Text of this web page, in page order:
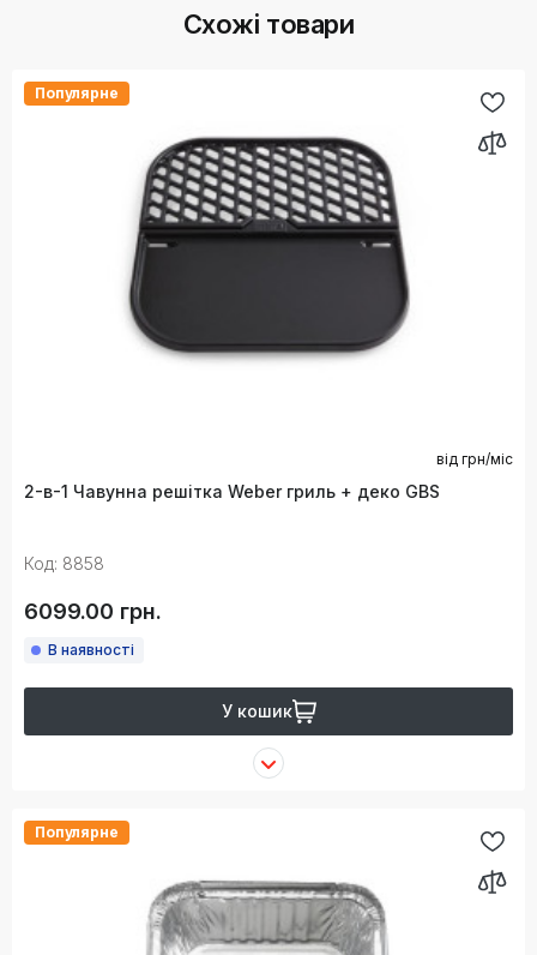
Схожі товари
Популярне
від грн/міс
2-в-1 Чавунна решітка Weber гриль + деко GBS
Код: 8858
6099.00 грн.
В наявності
У кошик
Популярне